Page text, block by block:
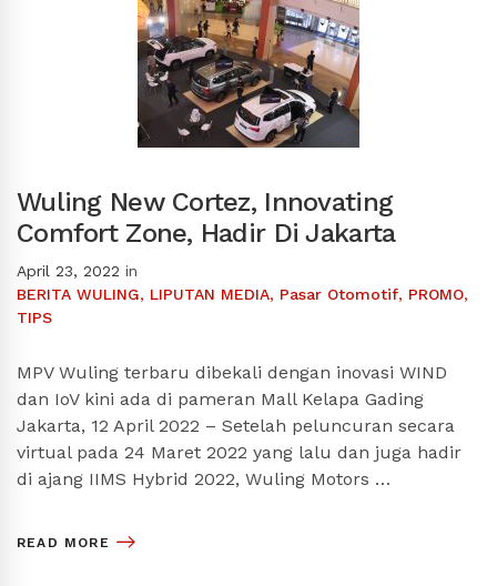
Wuling New Cortez, Innovating
Comfort Zone, Hadir Di Jakarta
April 23, 2022 in
BERITA WULING, LIPUTAN MEDIA, Pasar Otomotif, PROMO,
TIPS
MPV Wuling terbaru dibekali dengan inovasi WIND
dan IoV kini ada di pameran Mall Kelapa Gading
Jakarta, 12 April 2022 – Setelah peluncuran secara
virtual pada 24 Maret 2022 yang lalu dan juga hadir
di ajang IIMS Hybrid 2022, Wuling Motors …
READ MORE